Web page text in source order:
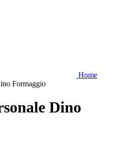
Home
Formaggio
Dino